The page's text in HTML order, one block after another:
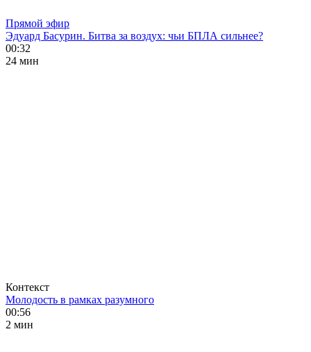
Прямой эфир
Эдуард Басурин. Битва за воздух: чьи БПЛА сильнее?
00:32
24 мин
Контекст
Молодость в рамках разумного
00:56
2 мин